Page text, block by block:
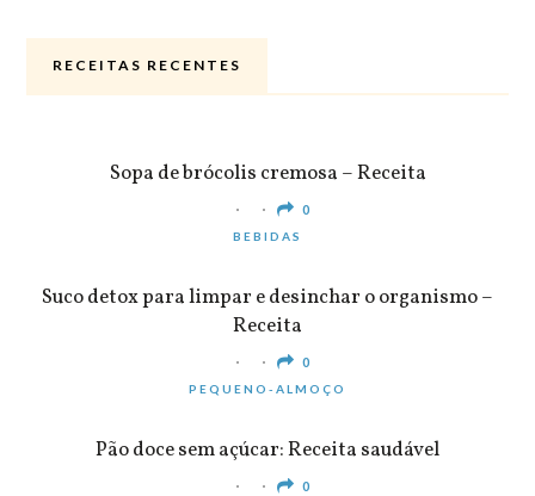
RECEITAS RECENTES
Sopa de brócolis cremosa – Receita
0
BEBIDAS
Suco detox para limpar e desinchar o organismo –
Receita
0
PEQUENO-ALMOÇO
Pão doce sem açúcar: Receita saudável
0